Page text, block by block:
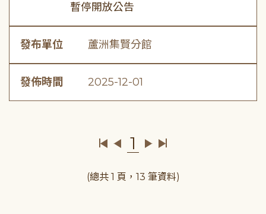
暫停開放公告
發布單位 蘆洲集賢分館
發佈時間 2025-12-01
1
(總共 1 頁，13 筆資料)